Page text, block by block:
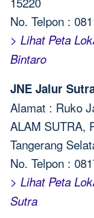
No. Telpon :
> Lihat Peta
Bintaro
JNE Jalur
Alamat : Ruko
ALAM SUTRA,
Tangerang
No. Telpon :
> Lihat Peta
Sutra